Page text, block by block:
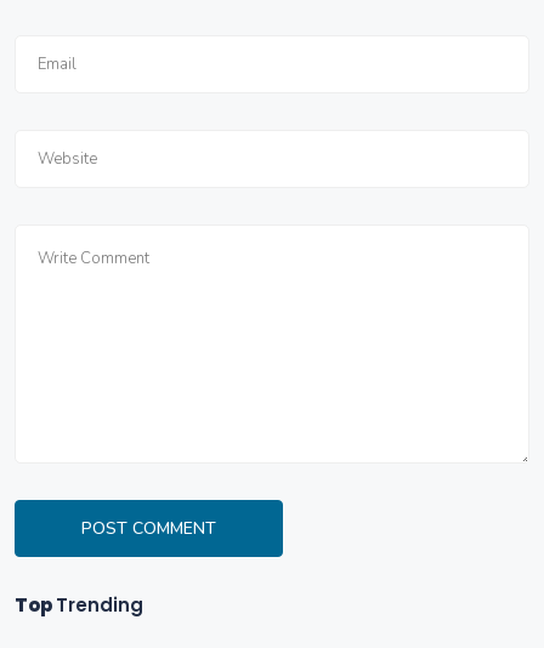
POST COMMENT
TopTrending